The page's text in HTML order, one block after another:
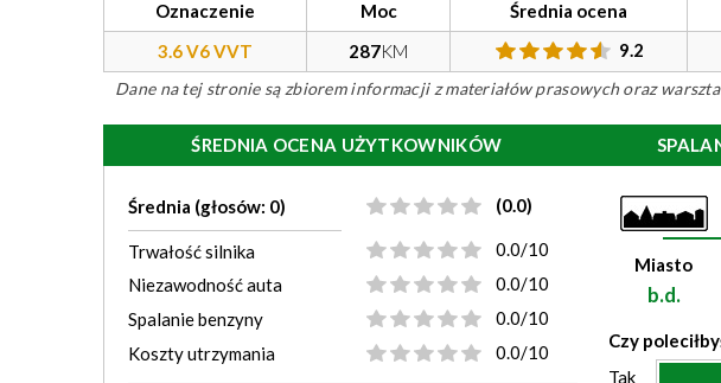
Oznaczenie
Moc Średnia ocena
3.6 V6 VVT
287KM 9.2
Dane na tej stronie są zbiorem informacji z materiałów prasowych oraz
ŚREDNIA OCENA UŻYTKOWNIKÓW
Średnia (głosów: 0) (0.0)
Trwałość silnika
0.0/10
Niezawodność auta
0.0/10
Spalanie benzyny
0.0/10
Koszty utrzymania
0.0/10
Miasto
b.d.
Czy
Tak